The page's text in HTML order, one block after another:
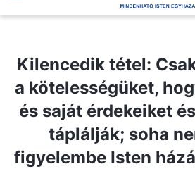
Kilencedik tétel:
a kötelességüket,
és saját érdekeiket
táplálják; soha
figyelembe Isten